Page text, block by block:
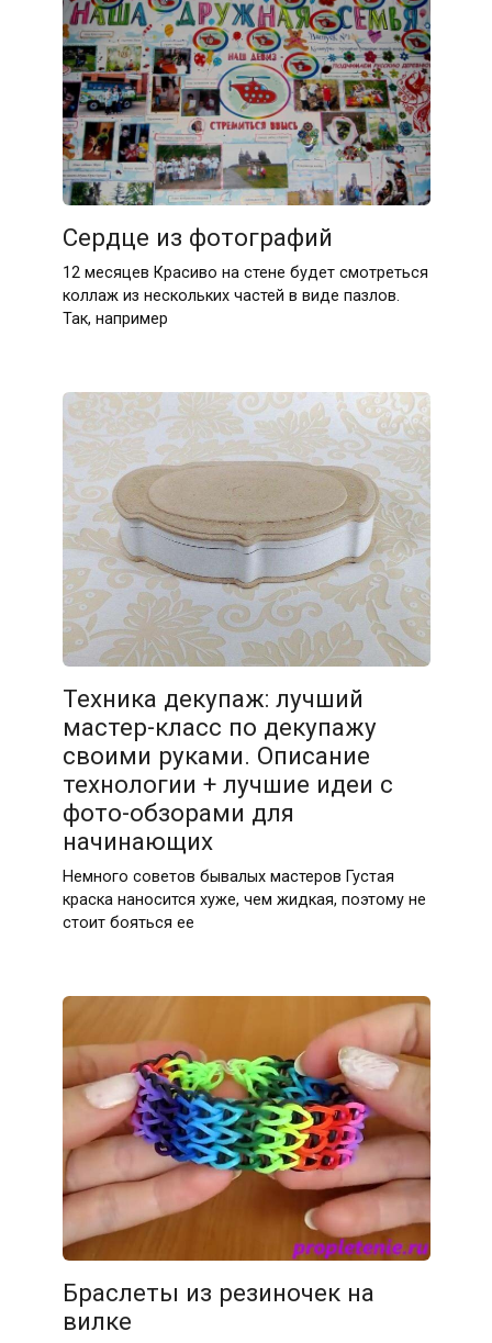
Сердце из фотографий
12 месяцев Красиво на стене будет смотреться
коллаж из нескольких частей в виде пазлов.
Так, например
Техника декупаж: лучший
мастер-класс по декупажу
своими руками. Описание
технологии + лучшие идеи с
фото-обзорами для
начинающих
Немного советов бывалых мастеров Густая
краска наносится хуже, чем жидкая, поэтому не
стоит бояться ее
Браслеты из резиночек на
вилке